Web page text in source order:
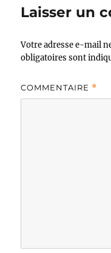
Laisser un
Votre adresse e-mail
obligatoires sont
COMMENTAIRE *